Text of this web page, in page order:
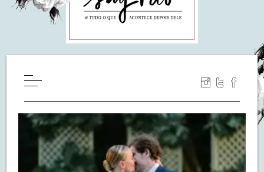
WILL YOU MARRY ME?
LUA DE MEL
COZINHA
DECORAÇÃO